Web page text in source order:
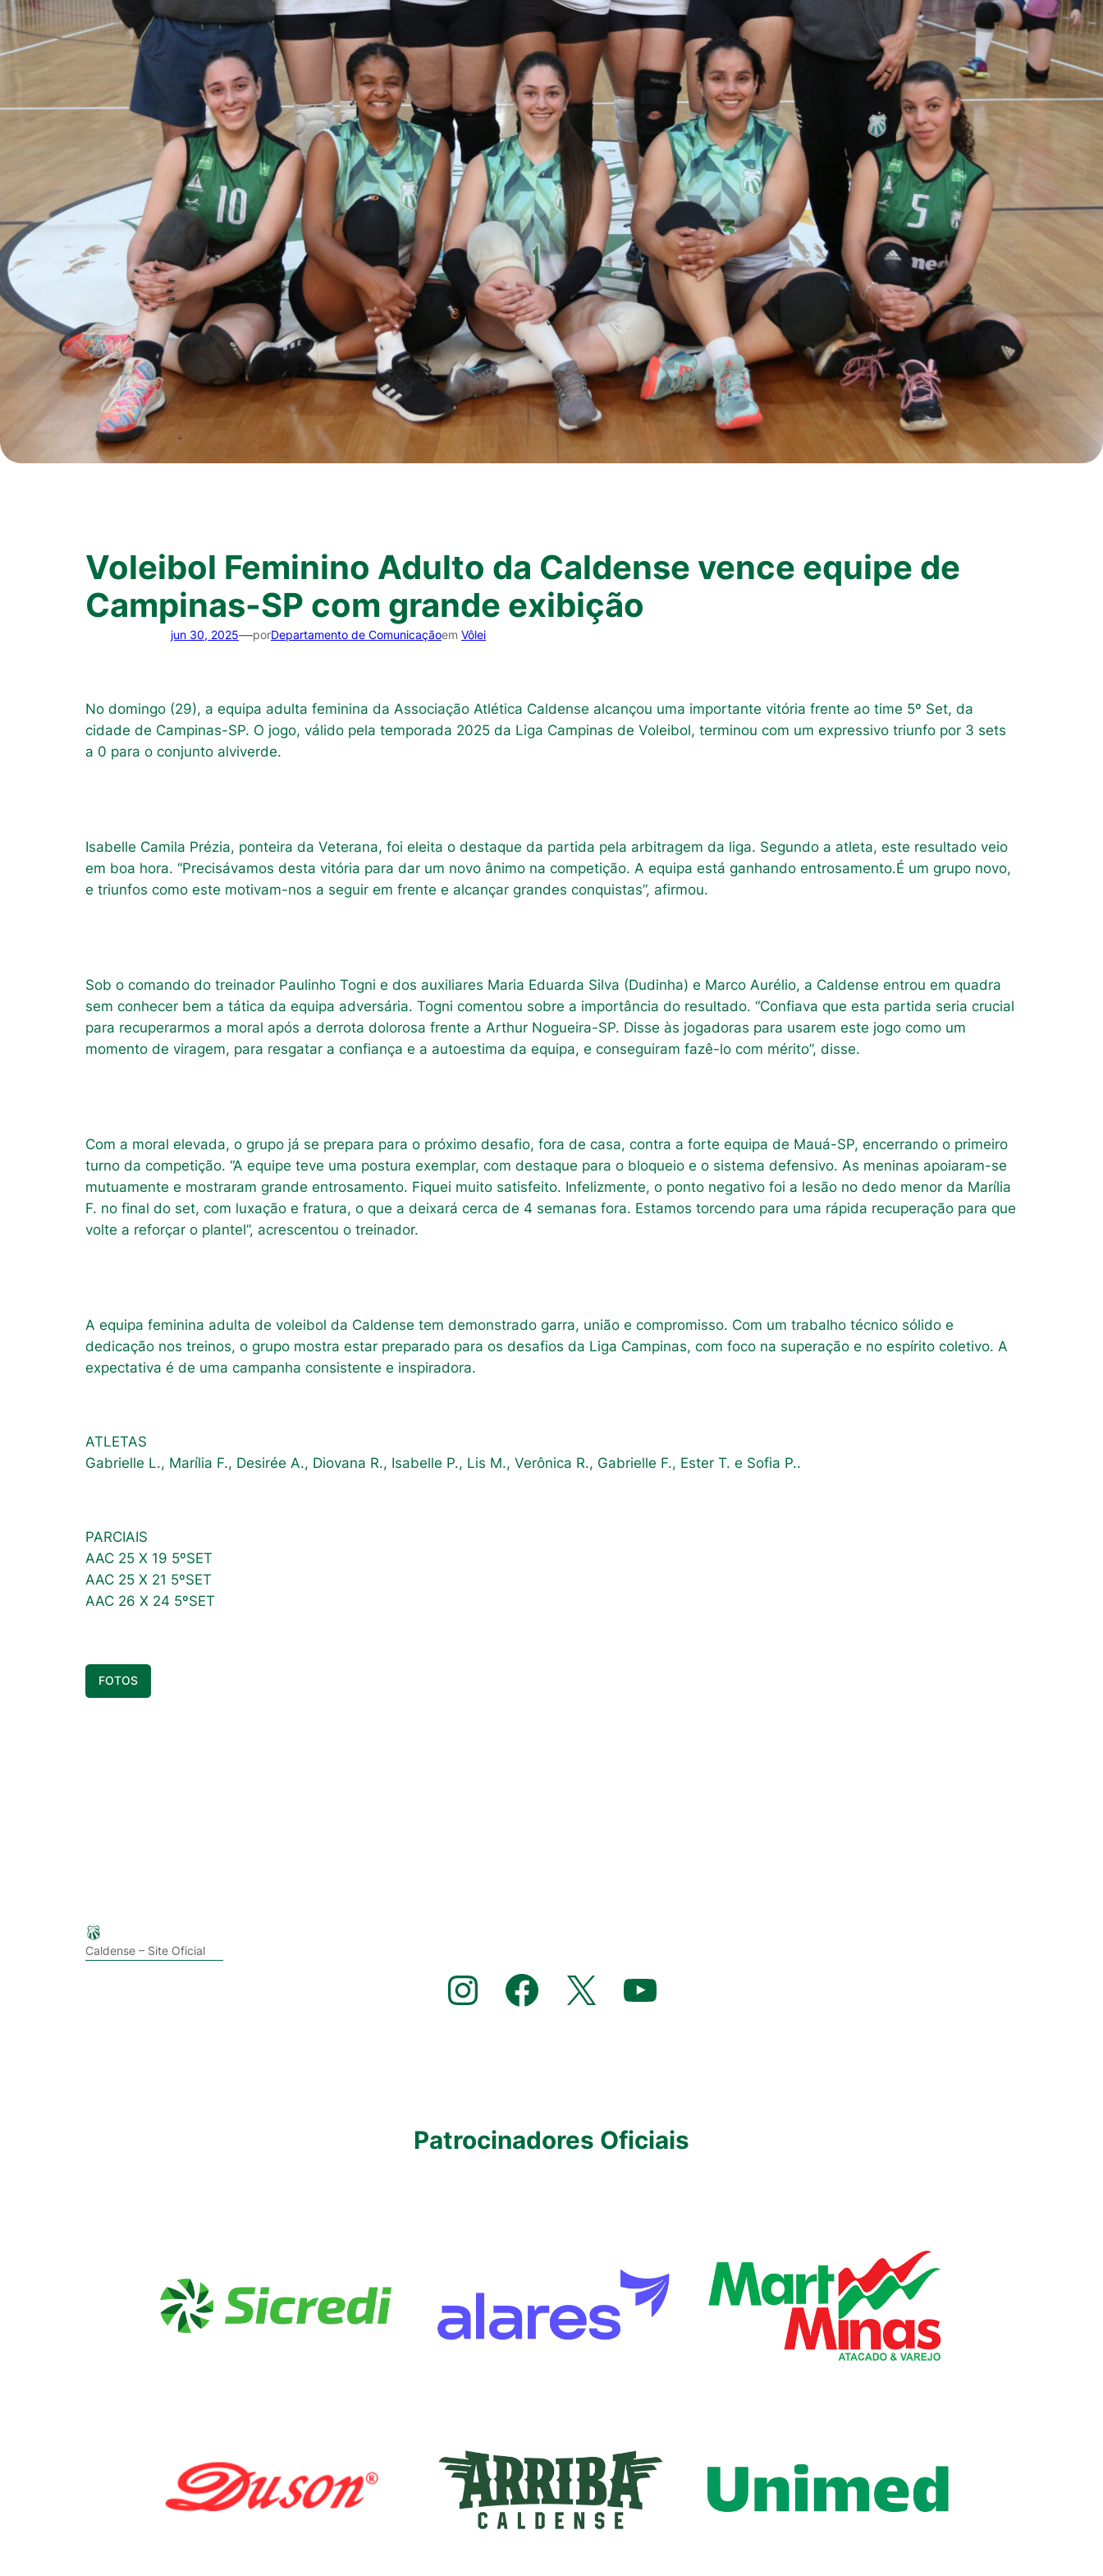
Voleibol Feminino Adulto da Caldense vence equipe de
Campinas-SP com grande exibição
jun 30, 2025—porDepartamento de Comunicaçãoem Vôlei
No domingo (29), a equipa adulta feminina da Associação Atlética Caldense alcançou uma importante vitória frente ao time 5º Set, da
cidade de Campinas-SP. O jogo, válido pela temporada 2025 da Liga Campinas de Voleibol, terminou com um expressivo triunfo por 3 sets
a 0 para o conjunto alviverde.
Isabelle Camila Prézia, ponteira da Veterana, foi eleita o destaque da partida pela arbitragem da liga. Segundo a atleta, este resultado veio
em boa hora. “Precisávamos desta vitória para dar um novo ânimo na competição. A equipa está ganhando entrosamento.É um grupo novo,
e triunfos como este motivam-nos a seguir em frente e alcançar grandes conquistas”, afirmou.
Sob o comando do treinador Paulinho Togni e dos auxiliares Maria Eduarda Silva (Dudinha) e Marco Aurélio, a Caldense entrou em quadra
sem conhecer bem a tática da equipa adversária. Togni comentou sobre a importância do resultado. “Confiava que esta partida seria crucial
para recuperarmos a moral após a derrota dolorosa frente a Arthur Nogueira-SP. Disse às jogadoras para usarem este jogo como um
momento de viragem, para resgatar a confiança e a autoestima da equipa, e conseguiram fazê-lo com mérito”, disse.
Com a moral elevada, o grupo já se prepara para o próximo desafio, fora de casa, contra a forte equipa de Mauá-SP, encerrando o primeiro
turno da competição. “A equipe teve uma postura exemplar, com destaque para o bloqueio e o sistema defensivo. As meninas apoiaram-se
mutuamente e mostraram grande entrosamento. Fiquei muito satisfeito. Infelizmente, o ponto negativo foi a lesão no dedo menor da Marília
F. no final do set, com luxação e fratura, o que a deixará cerca de 4 semanas fora. Estamos torcendo para uma rápida recuperação para que
volte a reforçar o plantel”, acrescentou o treinador.
A equipa feminina adulta de voleibol da Caldense tem demonstrado garra, união e compromisso. Com um trabalho técnico sólido e
dedicação nos treinos, o grupo mostra estar preparado para os desafios da Liga Campinas, com foco na superação e no espírito coletivo. A
expectativa é de uma campanha consistente e inspiradora.
ATLETAS
Gabrielle L., Marília F., Desirée A., Diovana R., Isabelle P., Lis M., Verônica R., Gabrielle F., Ester T. e Sofia P..
PARCIAIS
AAC 25 X 19 5ºSET
AAC 25 X 21 5ºSET
AAC 26 X 24 5ºSET
FOTOS
Caldense – Site Oficial
Instagram Facebook X YouTube
Patrocinadores Oficiais